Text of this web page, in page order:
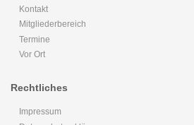
Kontakt
Mitgliederbereich
Termine
Vor Ort
Rechtliches
Impressum